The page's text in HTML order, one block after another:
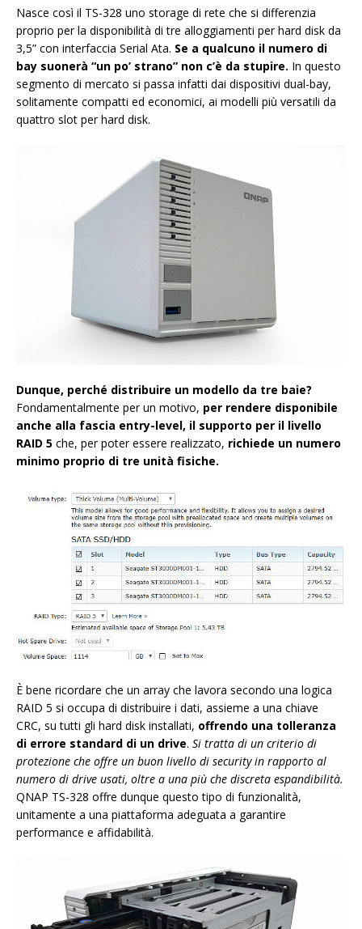
Nasce così il TS-328 uno storage di rete che si differenzia
proprio per la disponibilità di tre alloggiamenti per hard disk da
3,5” con interfaccia Serial Ata. Se a qualcuno il numero di
bay suonerà “un po’ strano” non c’è da stupire. In questo
segmento di mercato si passa infatti dai dispositivi dual-bay,
solitamente compatti ed economici, ai modelli più versatili da
quattro slot per hard disk.
Dunque, perché distribuire un modello da tre baie?
Fondamentalmente per un motivo, per rendere disponibile
anche alla fascia entry-level, il supporto per il livello
RAID 5 che, per poter essere realizzato, richiede un numero
minimo proprio di tre unità fisiche.
È bene ricordare che un array che lavora secondo una logica
RAID 5 si occupa di distribuire i dati, assieme a una chiave
CRC, su tutti gli hard disk installati, offrendo una tolleranza
di errore standard di un drive. Si tratta di un criterio di
protezione che offre un buon livello di security in rapporto al
numero di drive usati, oltre a una più che discreta espandibilità.
QNAP TS-328 offre dunque questo tipo di funzionalità,
unitamente a una piattaforma adeguata a garantire
performance e affidabilità.